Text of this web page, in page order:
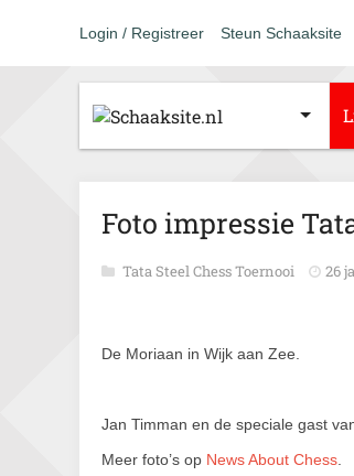
Login / Registreer Steun Schaaksite
Foto impressie
Tata Steel Chess Toernooi 26
De Moriaan in Wijk aan Zee.
Jan Timman en de speciale gast
Meer foto’s op News About Chess